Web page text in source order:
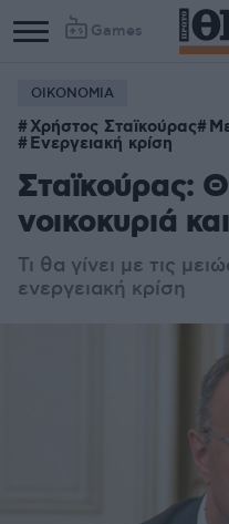
Games
ΟΙΚΟΝΟΜΙΑ
Χρήστος Σταϊκούρας
Ενεργειακή κρίση
Σταϊκούρας:
νοικοκυριά
Τι θα γίνει με τις
ενεργειακή κρίση